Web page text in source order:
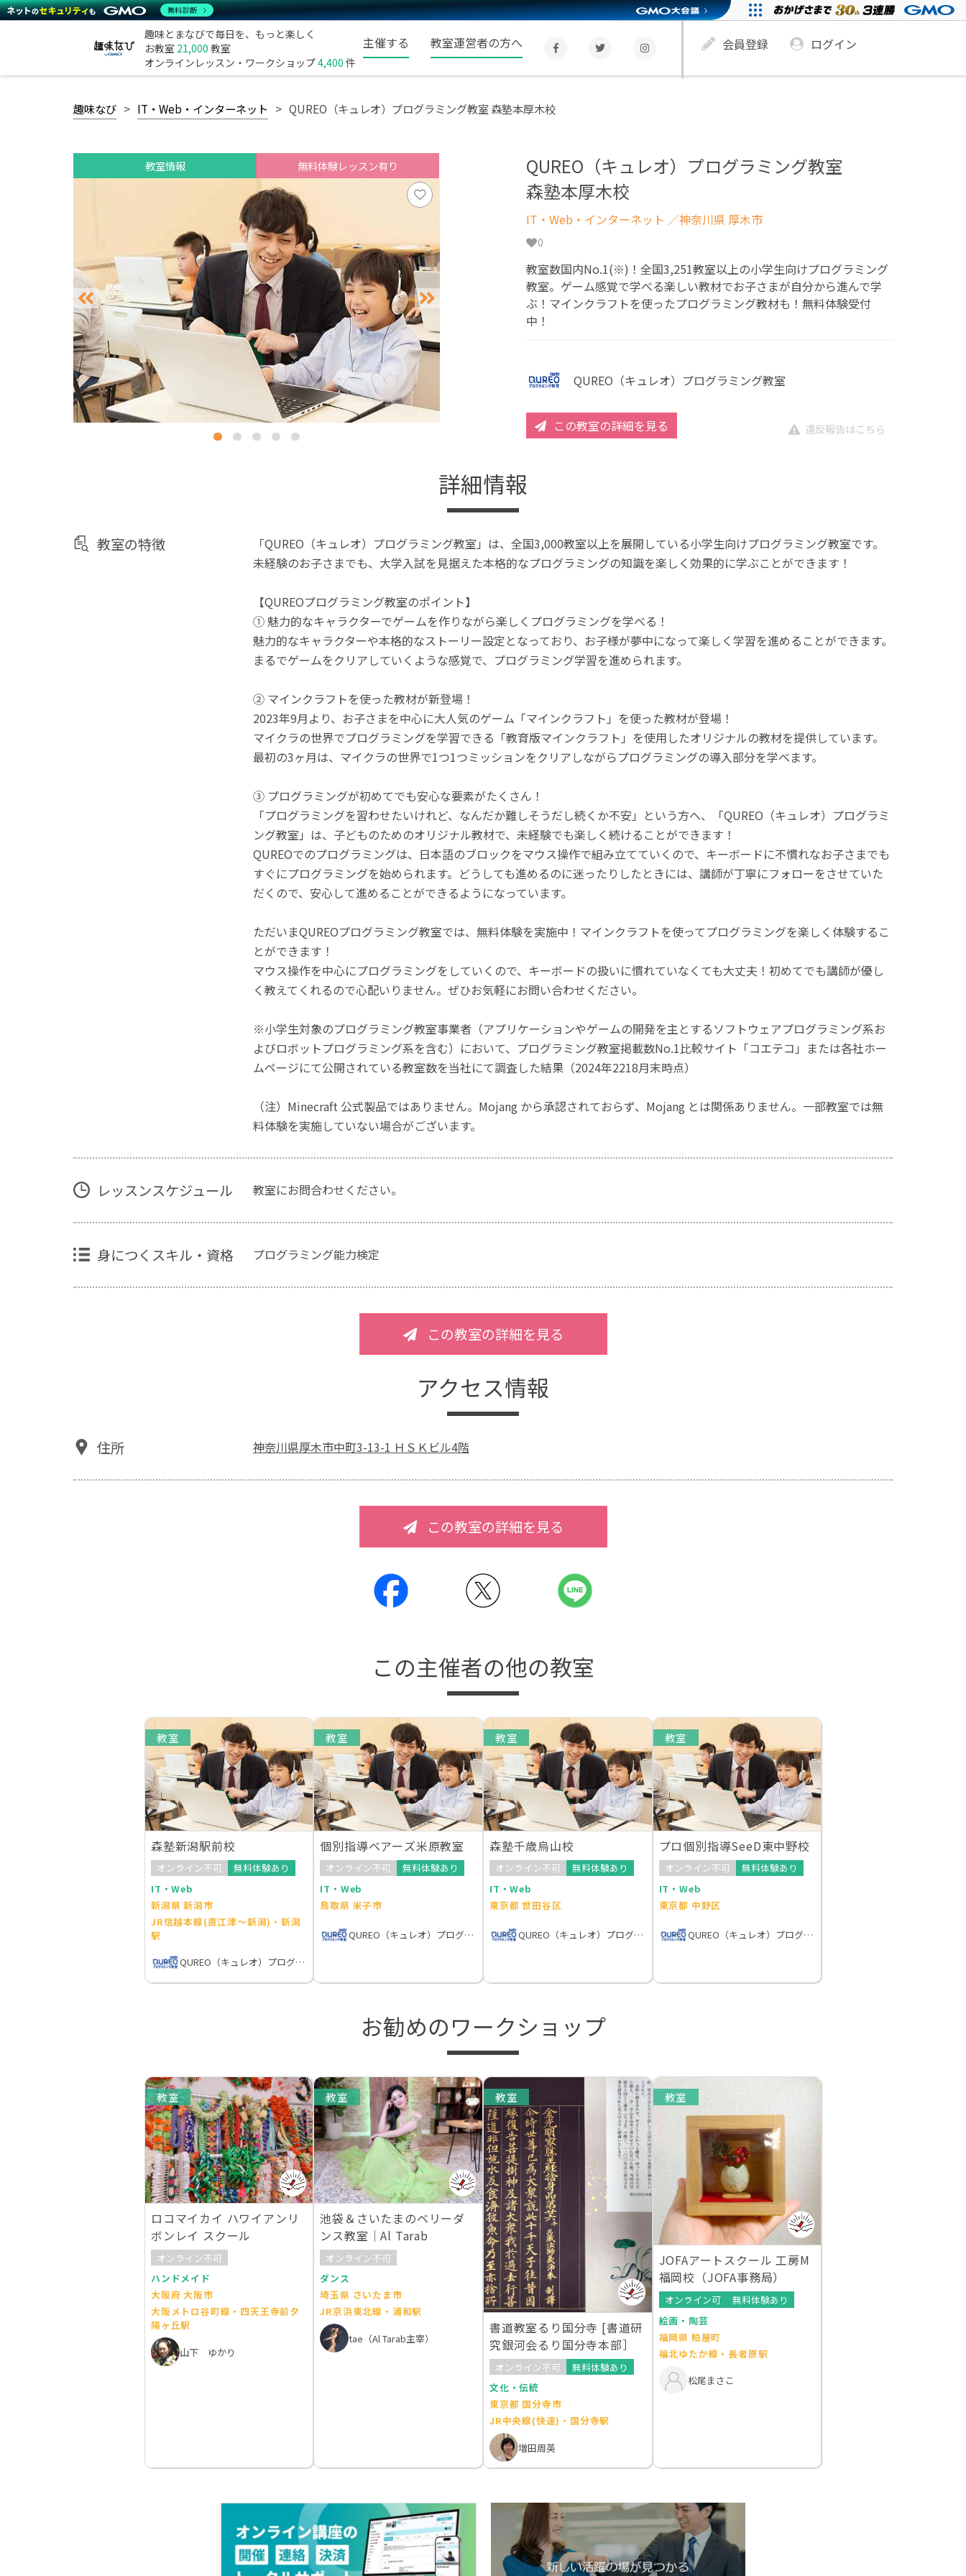
趣味とまなびで毎日を、もっと楽しく
お教室 21,000 教室
オンラインレッスン・ワークショップ4,400 件
主催する 教室運営者の方へ 会員登録 ログイン
趣味なび IT・Web・インターネット QUREO（キュレオ）プログラミング教室 森塾本厚木校
教室情報 無料体験レッスン有り
QUREO（キュレオ）プログラミング教室
森塾本厚木校
IT・Web・インターネット ／神奈川県 厚木市
0
教室数国内No.1(※)！全国3,251教室以上の小学生向けプログラミング
教室。ゲーム感覚で学べる楽しい教材でお子さまが自分から進んで学
ぶ！マインクラフトを使ったプログラミング教材も！無料体験受付
中！
QUREO（キュレオ）プログラミング教室
この教室の詳細を見る 違反報告はこちら
詳細情報
教室の特徴
「QUREO（キュレオ）プログラミング教室」は、全国3,000教室以上を展開している小学生向けプログラミング教室です。
未経験のお子さまでも、大学入試を見据えた本格的なプログラミングの知識を楽しく効果的に学ぶことができます！
【QUREOプログラミング教室のポイント】
① 魅力的なキャラクターでゲームを作りながら楽しくプログラミングを学べる！
魅力的なキャラクターや本格的なストーリー設定となっており、お子様が夢中になって楽しく学習を進めることができます。
まるでゲームをクリアしていくような感覚で、プログラミング学習を進められます。
② マインクラフトを使った教材が新登場！
2023年9月より、お子さまを中心に大人気のゲーム「マインクラフト」を使った教材が登場！
マイクラの世界でプログラミングを学習できる「教育版マインクラフト」を使用したオリジナルの教材を提供しています。
最初の3ヶ月は、マイクラの世界で1つ1つミッションをクリアしながらプログラミングの導入部分を学べます。
③ プログラミングが初めてでも安心な要素がたくさん！
「プログラミングを習わせたいけれど、なんだか難しそうだし続くか不安」という方へ、「QUREO（キュレオ）プログラミ
ング教室」は、子どものためのオリジナル教材で、未経験でも楽しく続けることができます！
QUREOでのプログラミングは、日本語のブロックをマウス操作で組み立てていくので、キーボードに不慣れなお子さまでも
すぐにプログラミングを始められます。どうしても進めるのに迷ったりしたときには、講師が丁寧にフォローをさせていた
だくので、安心して進めることができるようになっています。
ただいまQUREOプログラミング教室では、無料体験を実施中！マインクラフトを使ってプログラミングを楽しく体験するこ
とができます！
マウス操作を中心にプログラミングをしていくので、キーボードの扱いに慣れていなくても大丈夫！初めてでも講師が優し
く教えてくれるので心配いりません。ぜひお気軽にお問い合わせください。
※小学生対象のプログラミング教室事業者（アプリケーションやゲームの開発を主とするソフトウェアプログラミング系お
よびロボットプログラミング系を含む）において、プログラミング教室掲載数No.1比較サイト「コエテコ」または各社ホー
ムページにて公開されている教室数を当社にて調査した結果（2024年2218月末時点）
（注）Minecraft 公式製品ではありません。Mojang から承認されておらず、Mojang とは関係ありません。一部教室では無
料体験を実施していない場合がございます。
レッスンスケジュール 教室にお問合わせください。
身につくスキル・資格 プログラミング能力検定
この教室の詳細を見る
アクセス情報
住所 神奈川県厚木市中町3-13-1 ＨＳＫビル4階
この教室の詳細を見る
この主催者の他の教室
教室
森塾新潟駅前校
オンライン不可
無料体験あり
IT・Web
新潟県 新潟市
JR信越本線(直江津～新潟)・新潟
駅
QUREO（キュレオ）プログラミング教室
教室
個別指導ベアーズ米原教室
オンライン不可
無料体験あり
IT・Web
鳥取県 米子市
QUREO（キュレオ）プログラミング教室
教室
森塾千歳烏山校
オンライン不可
無料体験あり
IT・Web
東京都 世田谷区
QUREO（キュレオ）プログラミング教室
教室
プロ個別指導SeeD東中野校
オンライン不可
無料体験あり
IT・Web
東京都 中野区
QUREO（キュレオ）プログラミング教室
お勧めのワークショップ
教室
ロコマイカイ ハワイアンリ
ボンレイ スクール
オンライン不可
ハンドメイド
大阪府 大阪市
大阪メトロ谷町線・四天王寺前夕
陽ヶ丘駅
山下 ゆかり
教室
池袋＆さいたまのベリーダ
ンス教室｜Al Tarab
オンライン不可
ダンス
埼玉県 さいたま市
JR京浜東北線・浦和駅
tae（Al Tarab主宰）
教室
書道教室るり国分寺 [書道研
究銀河会るり国分寺本部］
オンライン不可
無料体験あり
文化・伝統
東京都 国分寺市
JR中央線(快速)・国分寺駅
増田周英
教室
JOFAアートスクール 工房M
福岡校（JOFA事務局）
オンライン可
無料体験あり
絵画・陶芸
福岡県 粕屋町
福北ゆたか線・長者原駅
松尾まさこ
無料診断